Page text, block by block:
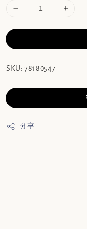
SKU: 78180547
分享